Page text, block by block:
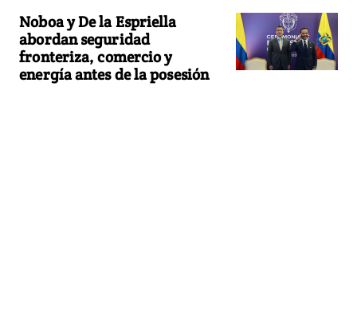
Noboa y De la Espriella
abordan seguridad
fronteriza, comercio y
energía antes de la posesión